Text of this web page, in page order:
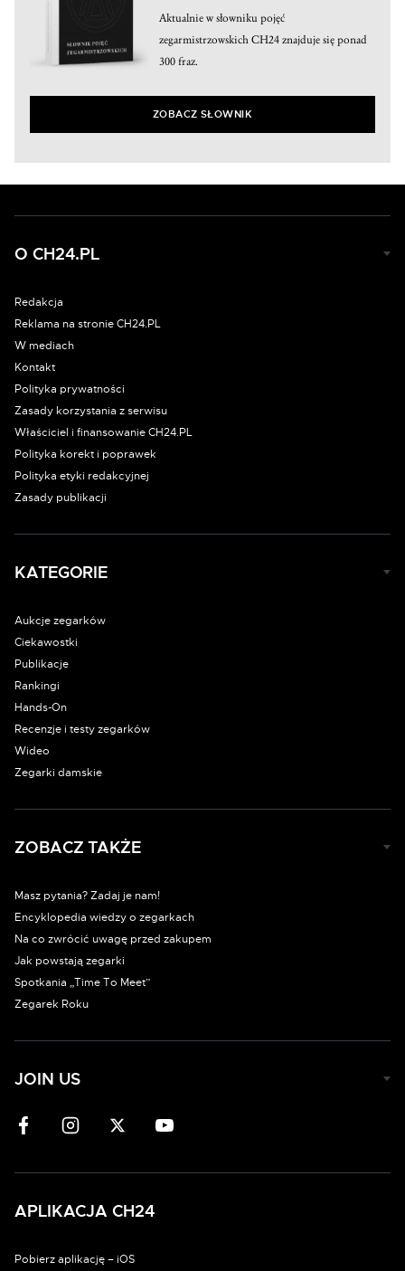
Aktualnie w słowniku pojęć
zegarmistrzowskich CH24 znajduje się ponad
300 fraz.
ZOBACZ SŁOWNIK
O CH24.PL
Redakcja
Reklama na stronie CH24.PL
W mediach
Kontakt
Polityka prywatności
Zasady korzystania z serwisu
Właściciel i finansowanie CH24.PL
Polityka korekt i poprawek
Polityka etyki redakcyjnej
Zasady publikacji
KATEGORIE
Aukcje zegarków
Ciekawostki
Publikacje
Rankingi
Hands-On
Recenzje i testy zegarków
Wideo
Zegarki damskie
ZOBACZ TAKŻE
Masz pytania? Zadaj je nam!
Encyklopedia wiedzy o zegarkach
Na co zwrócić uwagę przed zakupem
Jak powstają zegarki
Spotkania „Time To Meet”
Zegarek Roku
JOIN US
APLIKACJA CH24
Pobierz aplikację – iOS